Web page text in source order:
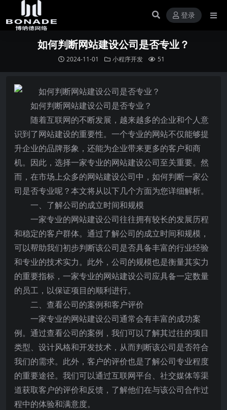
登录
如何判断网站建设公司是否专业？
2024-11-01 小程序开发 51
如何判断网站建设公司是否专业？
随着互联网的不断发展，越来越多的企业和个人意
识到了网站建设的重要性。一个专业的网站不仅能够提
升企业的品牌形象，还能为企业带来更多的客户和商
机。因此，选择一家专业的网站建设公司至关重要。然
而，在市场上众多的网站建设公司中，如何判断一家公
司是否专业呢？本文将从以下几个方面为您详细解析。
一、了解公司的成立时间和规模
一家专业的网站建设公司往往拥有较长的发展历程
和稳定的客户群体。通过了解公司的成立时间和规模，
可以帮助我们初步判断该公司是否具备丰富的行业经验
和专业的技术实力。此外，公司的规模也是衡量其实力
的重要指标，一家专业的网站建设公司应具备一定数量
的员工，以保证项目的顺利进行。
二、查看公司的案例和客户评价
一家专业的网站建设公司通常会有丰富的成功案
例。通过查看公司的案例，我们可以了解其过往的项目
类型、设计风格和开发技术，从而判断该公司是否符合
我们的需求。此外，客户的评价也是了解公司专业程度
的重要途径。我们可以通过互联网平台、社交媒体等渠
道获取客户的评价和反馈，了解他们在与该公司合作过
程中的体验和满意度。